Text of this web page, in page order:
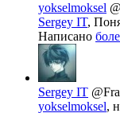
yokselmoksel
Sergey IT,
Написано
Sergey IT
yokselmoksel,